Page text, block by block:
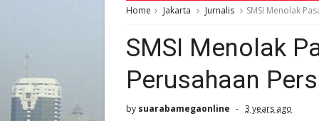
Home Jakarta Jurnalis SMSI Menolak
SMSI Menolak
Perusahaan
by suarabamegaonline 3 years ago